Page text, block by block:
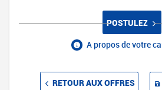
POSTULEZ
A propos de votre
RETOUR AUX OFFRES